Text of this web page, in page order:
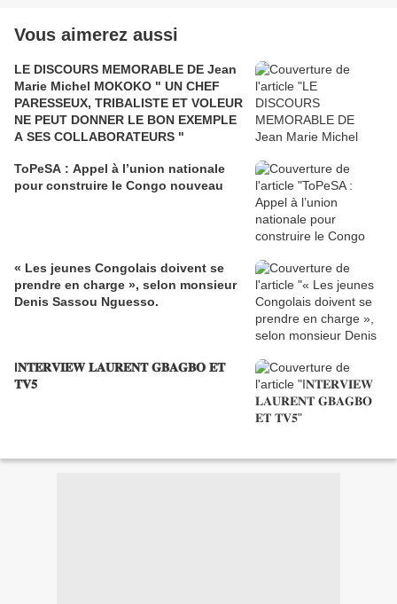
Vous aimerez aussi
LE DISCOURS MEMORABLE DE Jean
Marie Michel MOKOKO " UN CHEF
PARESSEUX, TRIBALISTE ET VOLEUR
NE PEUT DONNER LE BON EXEMPLE
A SES COLLABORATEURS "
ToPeSA : Appel à l’union nationale
pour construire le Congo nouveau
« Les jeunes Congolais doivent se
prendre en charge », selon monsieur
Denis Sassou Nguesso.
I𝐍𝐓𝐄𝐑𝐕𝐈𝐄𝐖 𝐋𝐀𝐔𝐑𝐄𝐍𝐓 𝐆𝐁𝐀𝐆𝐁𝐎 𝐄𝐓
𝐓𝐕𝟓